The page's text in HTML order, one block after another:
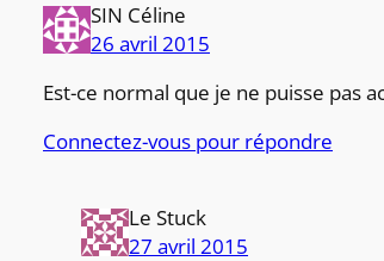
SIN Céline
26 avril 2015
Est-ce normal que je ne puisse pas
Connectez-vous pour répondre
Le Stuck
27 avril 2015